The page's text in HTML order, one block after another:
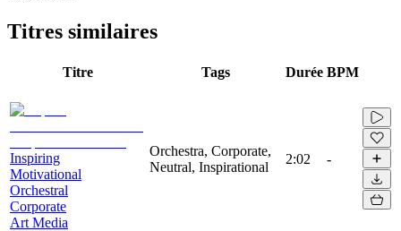
Titres similaires
Titre Tags Durée BPM
Inspiring
Motivational
Orchestral
Corporate
Art Media
Orchestra, Corporate,
Neutral, Inspirational
2:02 -